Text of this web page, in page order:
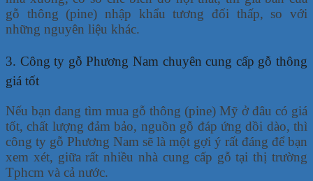
gỗ thông (pine) nhập khẩu tương đối thấp, so với
những nguyên liệu khác.
3. Công ty gỗ Phương Nam chuyên cung cấp gỗ thông
giá tốt
Nếu bạn đang tìm mua gỗ thông (pine) Mỹ ở đâu có giá
tốt, chất lượng đảm bảo, nguồn gỗ đáp ứng dồi dào, thì
công ty gỗ Phương Nam sẽ là một gợi ý rất đáng để bạn
xem xét, giữa rất nhiều nhà cung cấp gỗ tại thị trường
Tphcm và cả nước.